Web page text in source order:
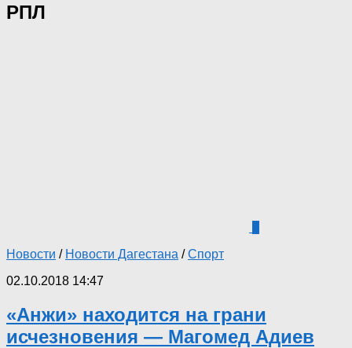
РПЛ
Новости / Новости Дагестана /Спорт
02.10.2018 14:47
«Анжи» находится на грани
исчезновения — Магомед Адиев